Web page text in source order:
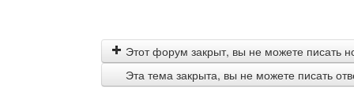
Этот форум закрыт, вы не можете писать
Эта тема закрыта, вы не можете писать